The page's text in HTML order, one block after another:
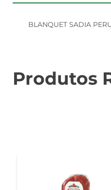
BLANQUET SADIA
Produtos